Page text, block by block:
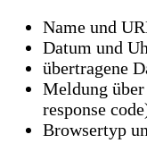
Name und
Datum und
übertragene
Meldung
response
Browsertyp